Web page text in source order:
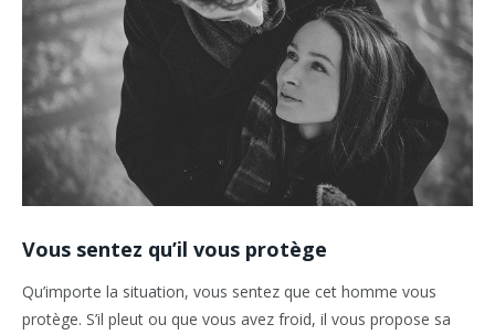
Vous sentez qu’il vous protège
Qu’importe la situation, vous sentez que cet homme vous
protège. S’il pleut ou que vous avez froid, il vous propose sa